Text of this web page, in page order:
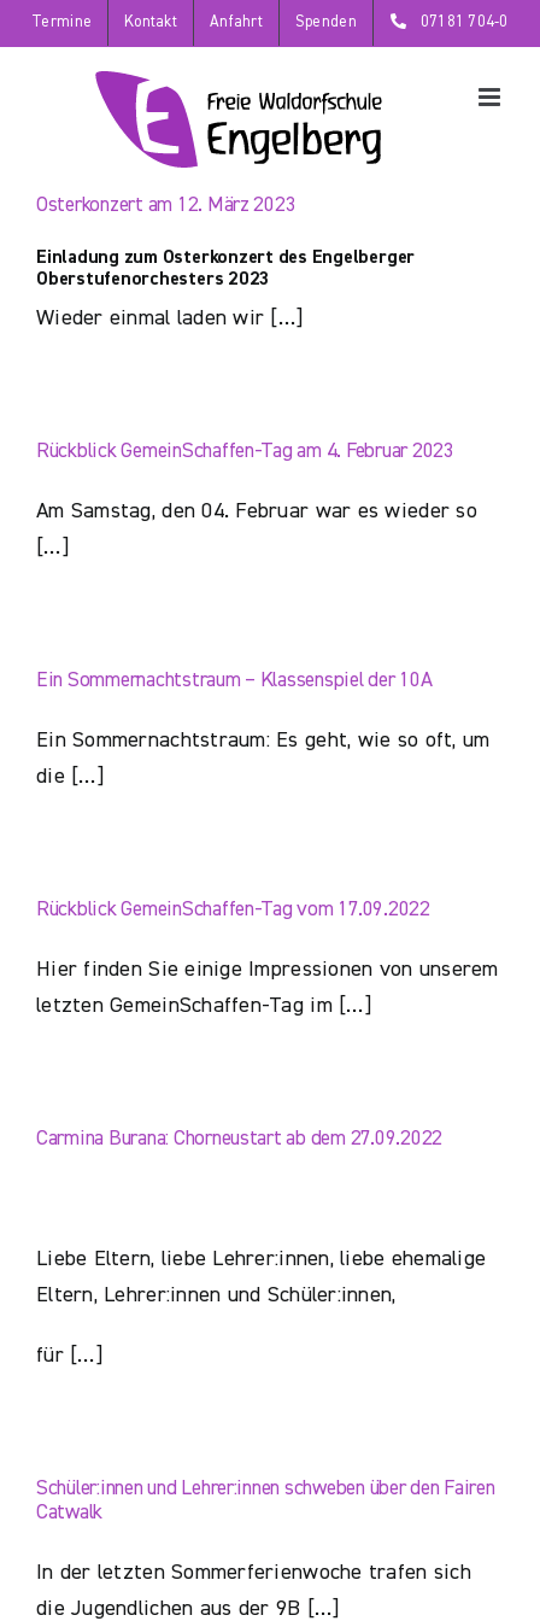
Zum
Inhalt
Termine Kontakt Anfahrt Spenden 07181 704-0
Osterkonzert am 12. März 2023
Einladung zum Osterkonzert des Engelberger
Oberstufenorchesters 2023
Wieder einmal laden wir […]
Rückblick GemeinSchaffen-Tag am 4. Februar 2023
Am Samstag, den 04. Februar war es wieder so
[…]
Ein Sommernachtstraum – Klassenspiel der 10A
Ein Sommernachtstraum: Es geht, wie so oft, um
die […]
Rückblick GemeinSchaffen-Tag vom 17.09.2022
Hier finden Sie einige Impressionen von unserem
letzten GemeinSchaffen-Tag im […]
Carmina Burana: Chorneustart ab dem 27.09.2022
Liebe Eltern, liebe Lehrer:innen, liebe ehemalige
Eltern, Lehrer:innen und Schüler:innen,
für […]
Schüler:innen und Lehrer:innen schweben über den Fairen
Catwalk
In der letzten Sommerferienwoche trafen sich
die Jugendlichen aus der 9B […]